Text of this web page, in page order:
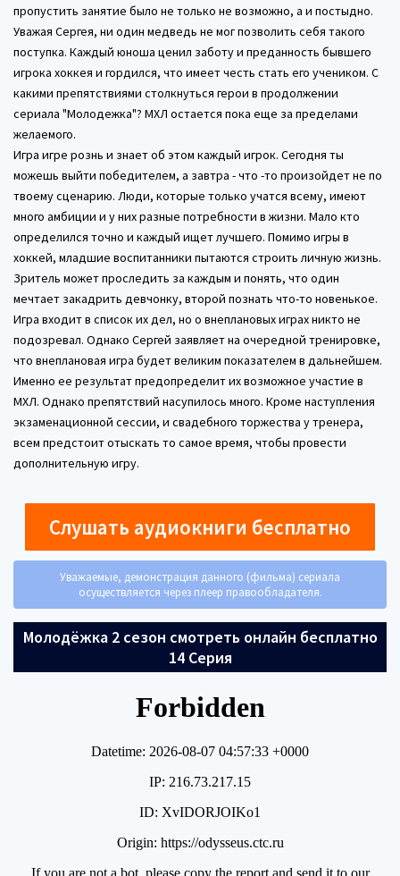
пропустить занятие было не только не возможно, а и постыдно.
Уважая Сергея, ни один медведь не мог позволить себя такого
поступка. Каждый юноша ценил заботу и преданность бывшего
игрока хоккея и гордился, что имеет честь стать его учеником. С
какими препятствиями столкнуться герои в продолжении
сериала "Молодежка"? МХЛ остается пока еще за пределами
желаемого.
Игра игре рознь и знает об этом каждый игрок. Сегодня ты
можешь выйти победителем, а завтра - что -то произойдет не по
твоему сценарию. Люди, которые только учатся всему, имеют
много амбиции и у них разные потребности в жизни. Мало кто
определился точно и каждый ищет лучшего. Помимо игры в
хоккей, младшие воспитанники пытаются строить личную жизнь.
Зритель может проследить за каждым и понять, что один
мечтает закадрить девчонку, второй познать что-то новенькое.
Игра входит в список их дел, но о внеплановых играх никто не
подозревал. Однако Сергей заявляет на очередной тренировке,
что внеплановая игра будет великим показателем в дальнейшем.
Именно ее результат предопределит их возможное участие в
МХЛ. Однако препятствий насупилось много. Кроме наступления
экзаменационной сессии, и свадебного торжества у тренера,
всем предстоит отыскать то самое время, чтобы провести
дополнительную игру.
Слушать аудиокниги бесплатно
Уважаемые, демонстрация данного (фильма) сериала
осуществляется через плеер правообладателя.
Молодёжка 2 сезон смотреть онлайн бесплатно
14 Серия